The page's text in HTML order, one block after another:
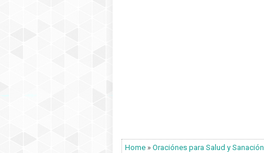
Home » Oraciónes para Salud y Sanación